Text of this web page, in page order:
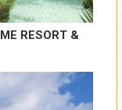
RESORT &